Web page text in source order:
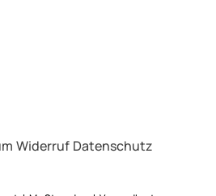
Widerruf Datenschutz